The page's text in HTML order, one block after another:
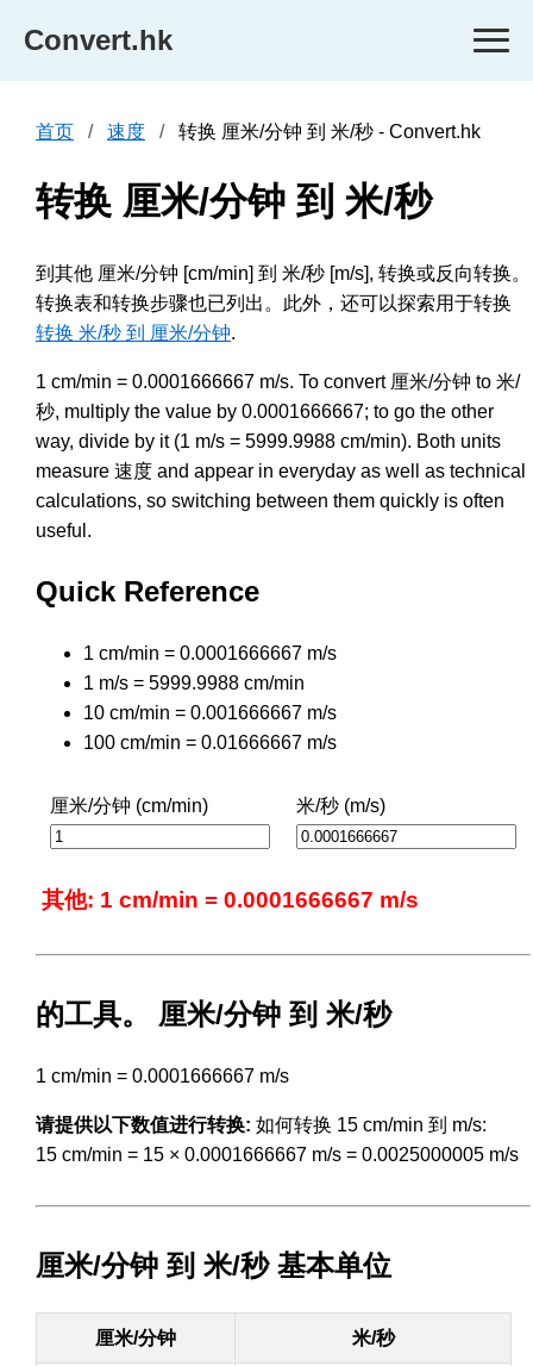
Convert.hk
首页 速度 转换 厘米/分钟 到 米/秒 - Convert.hk
转换 厘米/分钟 到 米/秒
到其他 厘米/分钟 [cm/min] 到 米/秒 [m/s], 转换或反向转换。
转换表和转换步骤也已列出。此外，还可以探索用于转换
转换 米/秒 到 厘米/分钟.
1 cm/min = 0.0001666667 m/s. To convert 厘米/分钟 to 米/
秒, multiply the value by 0.0001666667; to go the other
way, divide by it (1 m/s = 5999.9988 cm/min). Both units
measure 速度 and appear in everyday as well as technical
calculations, so switching between them quickly is often
useful.
Quick Reference
1 cm/min = 0.0001666667 m/s
1 m/s = 5999.9988 cm/min
10 cm/min = 0.001666667 m/s
100 cm/min = 0.01666667 m/s
厘米/分钟 (cm/min) 米/秒 (m/s)
其他: 1 cm/min = 0.0001666667 m/s
的工具。 厘米/分钟 到 米/秒
1 cm/min = 0.0001666667 m/s
请提供以下数值进行转换: 如何转换 15 cm/min 到 m/s:
15 cm/min = 15 × 0.0001666667 m/s = 0.0025000005 m/s
厘米/分钟 到 米/秒 基本单位
厘米/分钟 米/秒